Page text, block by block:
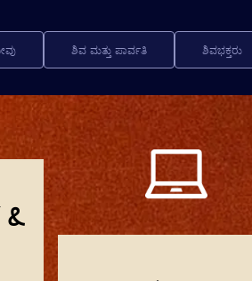
ಶಿವ ಮತ್ತು ಪಾರ್ವತಿ ಶಿವಭಕ್ತರು
&